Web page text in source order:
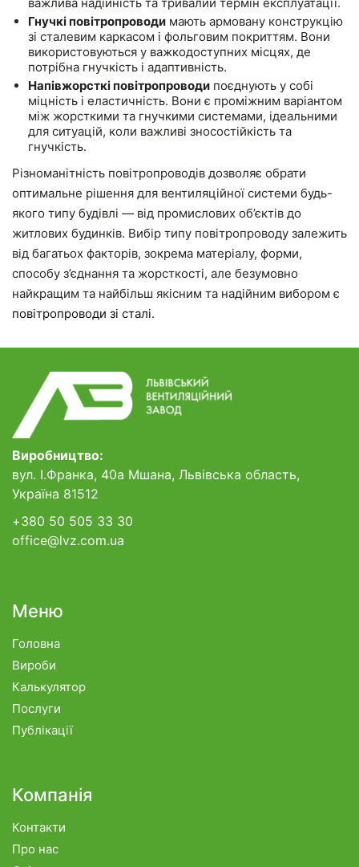
Гнучкі повітропроводи мають армовану конструкцію
зі сталевим каркасом і фольговим покриттям. Вони
використовуються у важкодоступних місцях, де
потрібна гнучкість і адаптивність.
Напівжорсткі повітропроводи поєднують у собі
міцність і еластичність. Вони є проміжним варіантом
між жорсткими та гнучкими системами, ідеальними
для ситуацій, коли важливі зносостійкість та
гнучкість.
Різноманітність повітропроводів дозволяє обрати
оптимальне рішення для вентиляційної системи будь-
якого типу будівлі — від промислових об’єктів до
житлових будинків. Вибір типу повітропроводу залежить
від багатьох факторів, зокрема матеріалу, форми,
способу з’єднання та жорсткості, але безумовно
найкращим та найбільш якісним та надійним вибором є
повітропроводи зі сталі.
Виробництво:
вул. І.Франка, 40а Мшана, Львівська область,
Україна 81512
+380 50 505 33 30
office@lvz.com.ua
Меню
Головна
Вироби
Калькулятор
Послуги
Публікації
Компанія
Контакти
Про нас